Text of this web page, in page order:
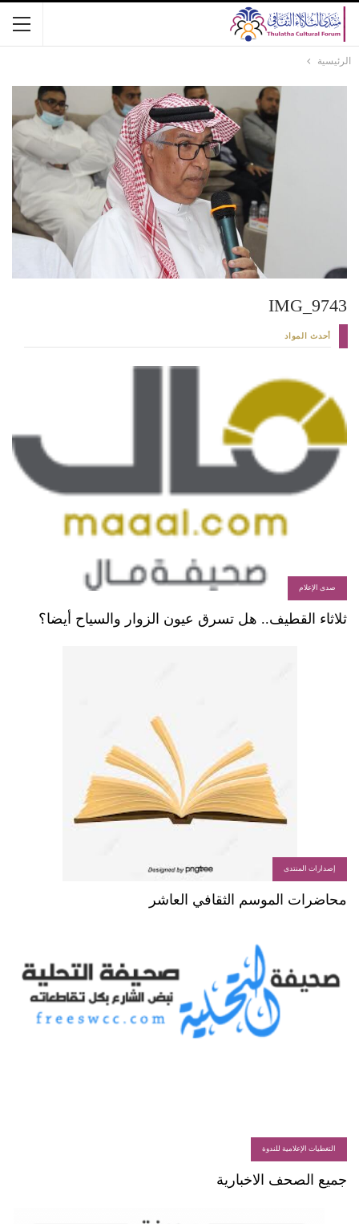
الرئيسية
IMG_9743
أحدث المواد
صدى الإعلام
ثلاثاء القطيف.. هل تسرق عيون الزوار والسياح أيضا؟
إصدارات المنتدى
محاضرات الموسم الثقافي العاشر
التغطيات الإعلامية للندوة
جميع الصحف الاخبارية